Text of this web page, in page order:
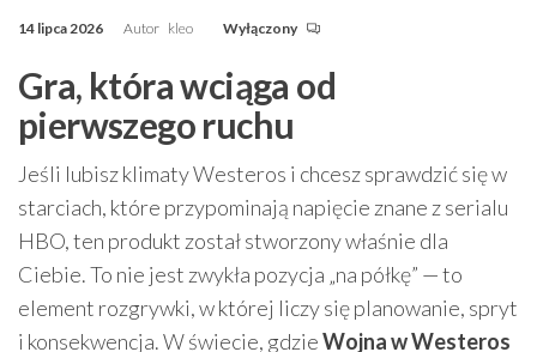
14 lipca 2026 Autor kleo Wyłączony
Gra, która wciąga od
pierwszego ruchu
Jeśli lubisz klimaty Westeros i chcesz sprawdzić się w
starciach, które przypominają napięcie znane z serialu
HBO, ten produkt został stworzony właśnie dla
Ciebie. To nie jest zwykła pozycja „na półkę” — to
element rozgrywki, w której liczy się planowanie, spryt
i konsekwencja. W świecie, gdzieWojna w Westeros